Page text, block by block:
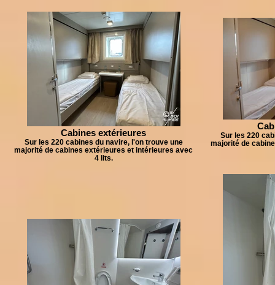
Cabines extérieures
Sur les 220 cabines du navire, l'on trouve une
majorité de cabines extérieures et intérieures avec
4 lits.
Sur les 220
majorité de